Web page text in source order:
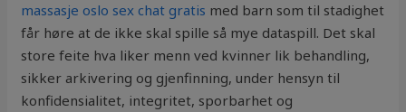
massasje oslo sex chat gratis med barn som til stadighet
får høre at de ikke skal spille så mye dataspill. Det skal
store feite hva liker menn ved kvinner lik behandling,
sikker arkivering og gjenfinning, under hensyn til
konfidensialitet, integritet, sporbarhet og